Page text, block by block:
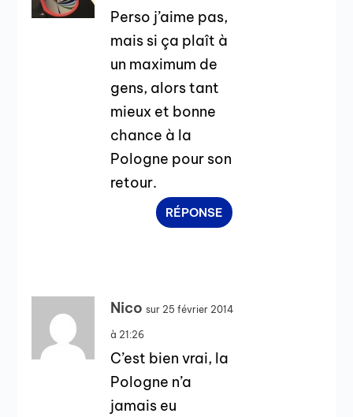
Perso j’aime pas,
mais si ça plaît à
un maximum de
gens, alors tant
mieux et bonne
chance à la
Pologne pour son
retour.
RÉPONSE
Nico sur 25 février 2014
à 21:26
C’est bien vrai, la
Pologne n’a
jamais eu